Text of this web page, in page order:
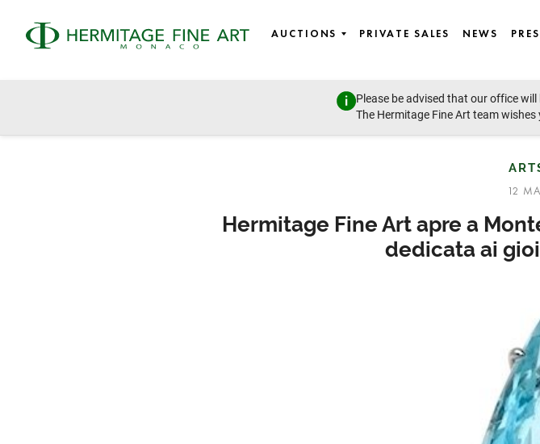
AUCTIONS PRIVATE SALES NEWS
Please be advised that our office
The Hermitage Fine Art team
12
Hermitage Fine Art apre a
dedicata ai